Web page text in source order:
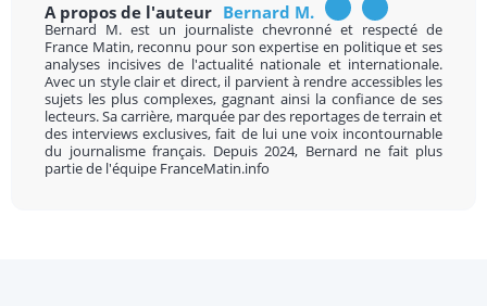
A propos de l'auteur Bernard M.
Bernard M. est un journaliste chevronné et respecté de
France Matin, reconnu pour son expertise en politique et ses
analyses incisives de l'actualité nationale et internationale.
Avec un style clair et direct, il parvient à rendre accessibles les
sujets les plus complexes, gagnant ainsi la confiance de ses
lecteurs. Sa carrière, marquée par des reportages de terrain et
des interviews exclusives, fait de lui une voix incontournable
du journalisme français. Depuis 2024, Bernard ne fait plus
partie de l'équipe FranceMatin.info